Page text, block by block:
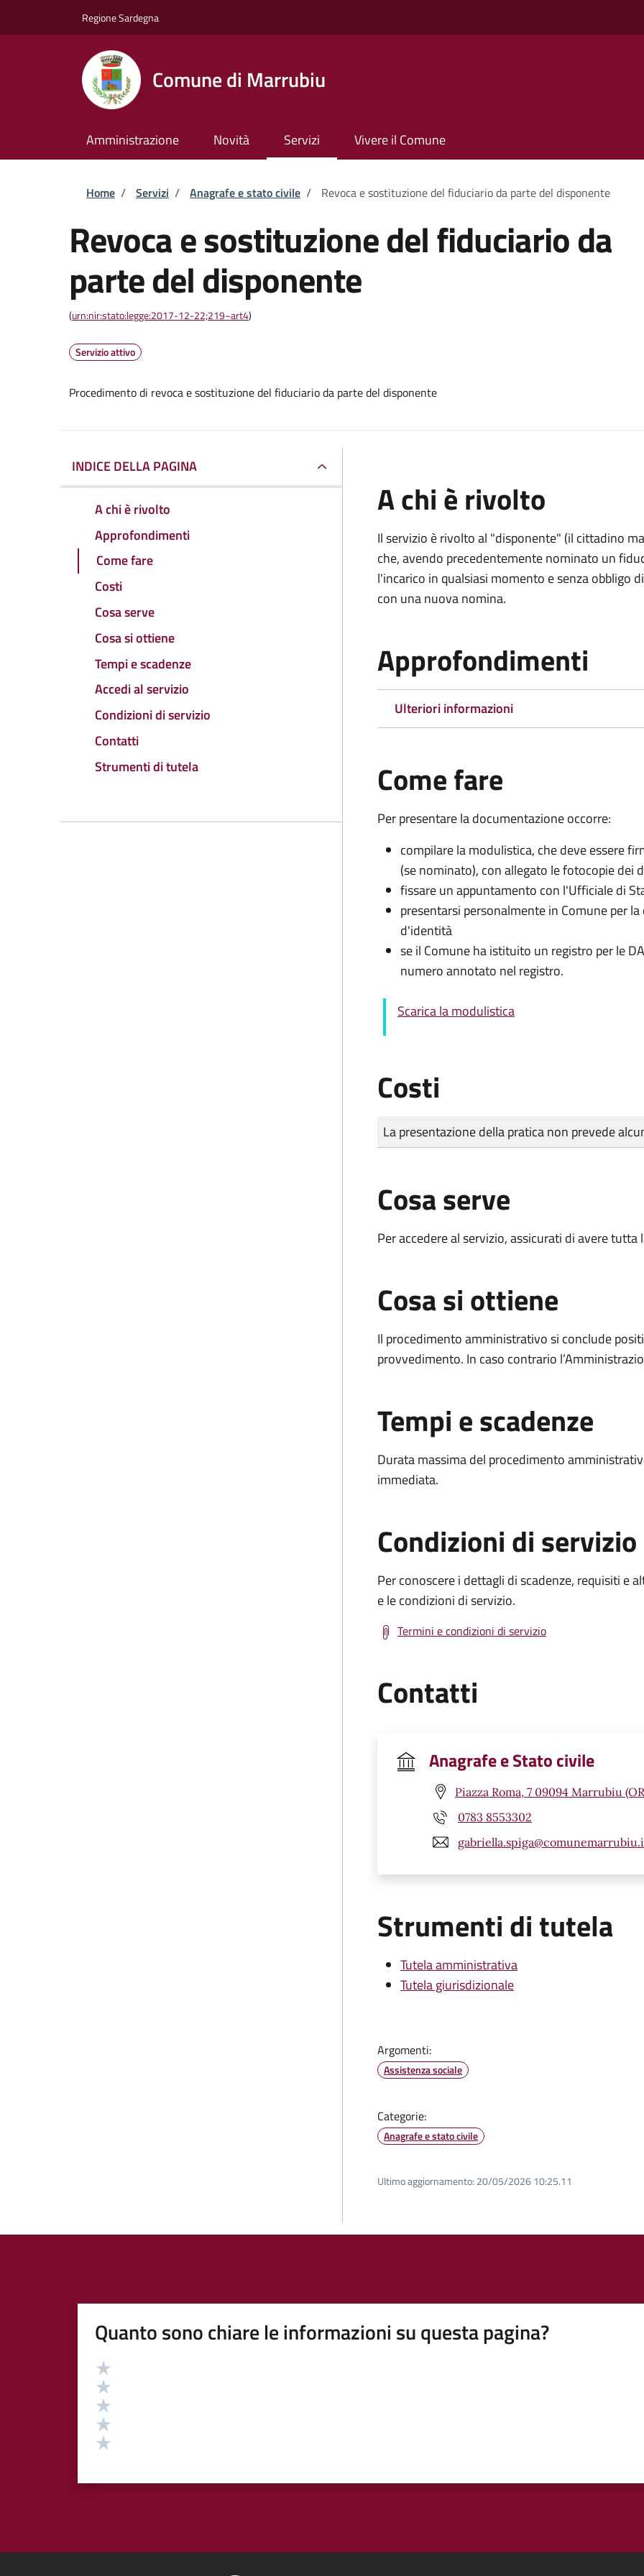
Regione Sardegna
Comune di Marrubiu
Amministrazione Novità Servizi Vivere il Comune
Briciole di pane
Home / Servizi / Anagrafe e stato civile / Revoca e sostituzione del fiduciario da parte del disponente
Revoca e sostituzione del fiduciario da
parte del disponente
(urn:nir:stato:legge:2017-12-22;219~art4)
Servizio attivo
Procedimento di revoca e sostituzione del fiduciario da parte del disponente
INDICE DELLA PAGINA
A chi è rivolto
Approfondimenti
Come fare
Costi
Cosa serve
Cosa si ottiene
Tempi e scadenze
Accedi al servizio
Condizioni di servizio
Contatti
Strumenti di tutela
A chi è rivolto
Il servizio è rivolto al "disponente" (il cittadino
che, avendo precedentemente nominato un
l'incarico in qualsiasi momento e senza obbligo
con una nuova nomina.
Approfondimenti
Ulteriori informazioni
Come fare
Per presentare la documentazione occorre:
compilare la modulistica, che deve essere
(se nominato), con allegato le fotocopie
fissare un appuntamento con l'Ufficiale di
presentarsi personalmente in Comune per
d'identità
se il Comune ha istituito un registro per le
numero annotato nel registro.
Scarica la modulistica
Costi
Tipo di pagamento
Importo
La presentazione della pratica non prevede
Cosa serve
Per accedere al servizio, assicurati di avere
Cosa si ottiene
Il procedimento amministrativo si conclude
provvedimento. In caso contrario
Tempi e scadenze
Durata massima del procedimento
immediata.
Condizioni di servizio
Per conoscere i dettagli di scadenze, requisiti e
e le condizioni di servizio.
Termini e condizioni di servizio
Contatti
Anagrafe e Stato civile
Piazza Roma, 7 09094 Marrubiu
0783 8553302
Strumenti di tutela
Tutela amministrativa
Tutela giurisdizionale
Argomenti:
Assistenza sociale
Categorie:
Anagrafe e stato civile
Ultimo aggiornamento: 20/05/2026 10:25.11
Quanto sono chiare le informazioni su questa pagina?
Valutazione